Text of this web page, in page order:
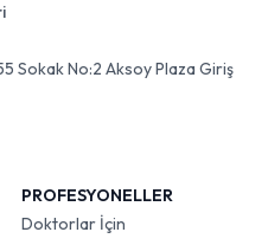
Sokak No:2 Aksoy Plaza Giriş
PROFESYONELLER
Doktorlar İçin